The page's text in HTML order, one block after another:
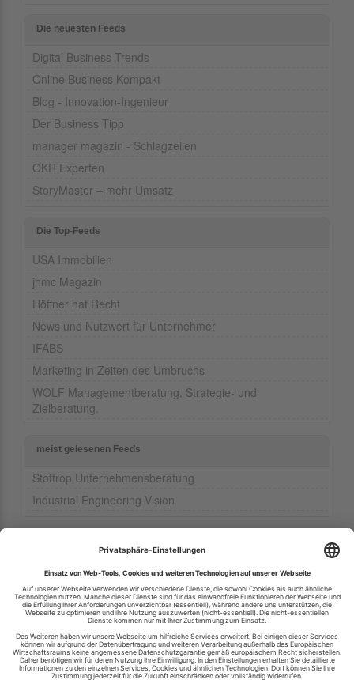
Die neuesten Feeds
Digital Business Trends
Online Business Kompakt
Blog - Innovation-Ingenieur
Der Business Tipp
manager magazin - Schlagzeilen
OKR Experten
StoryMaster – mehr Umsatz
Die Top-Feeds
USA Immobilien
jhmc Magazin
Höffner hat Recht
News und Nutzwert für Unternehmer
IFABS
Marketing in Zeiten des Umbruchs
WOLF Managementberatung. Strategie- und
Zielberatung.
meist gelesenen Feeds
Stottrop Unternehmensberatung
Industrial Engineering Vision
Ihren RSS-Feed veröffentlichen
RSS-Verzeichnis.de © 2003-2026
Impressum